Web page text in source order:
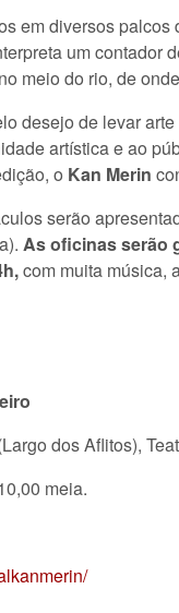
em diversos palcos
um contador
meio do rio, de
desejo de levar
artística e ao
o Kan Merin
serão
As oficinas serão
com muita música,
dos Aflitos),
meia.